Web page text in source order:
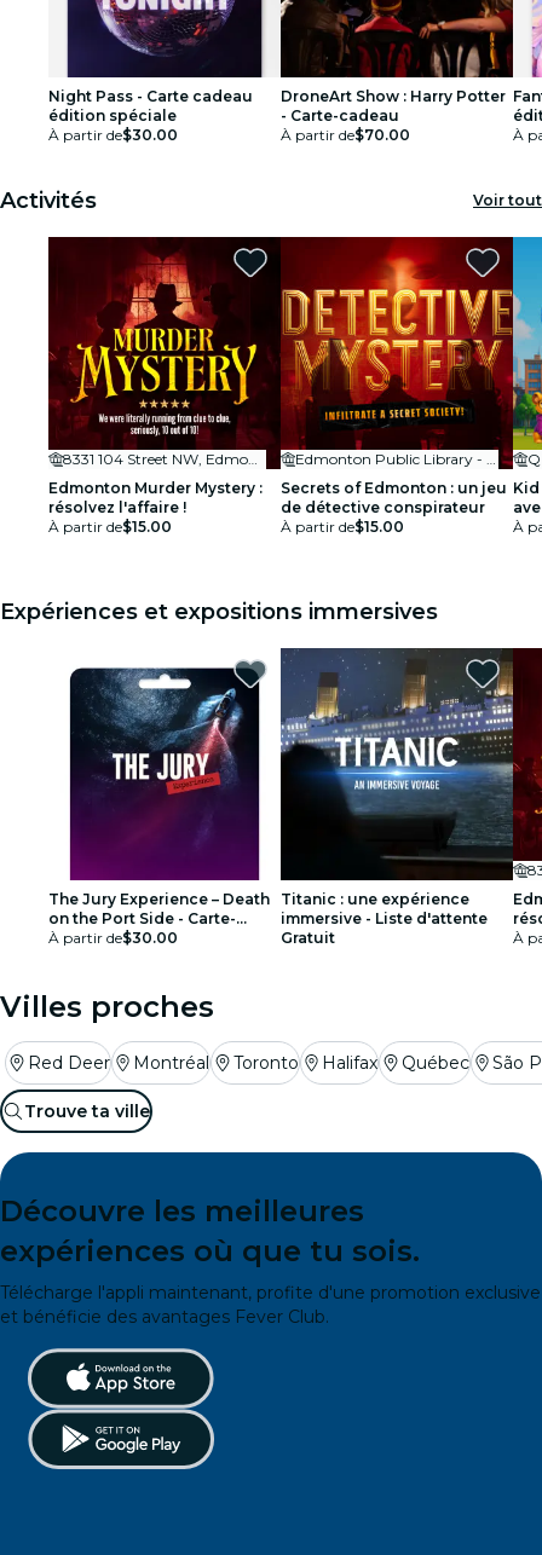
Night Pass - Carte cadeau
édition spéciale
À partir de$30.00
DroneArt Show : Harry Potter
- Carte-cadeau
À partir de$70.00
À
Activités Voir tout
8331 104 Street NW, Edmonton, AB T6E 4E9, Canada
Edmonton Murder Mystery :
résolvez l'affaire !
À partir de$15.00
Edmonton Public Library - Strathcona
Secrets of Edmonton : un jeu
de détective conspirateur
À partir de$15.00 À
Expériences et expositions immersives
The Jury Experience – Death
on the Port Side - Carte-
cadeau
À partir de$30.00
Titanic : une expérience
immersive - Liste d'attente
Gratuit
À
Villes proches
Red Deer Montréal Toronto Halifax Québec São
Trouve ta ville
Découvre les meilleures
expériences où que tu sois.
Télécharge l'appli maintenant, profite d'une promotion exclusive
et bénéficie des avantages Fever Club.